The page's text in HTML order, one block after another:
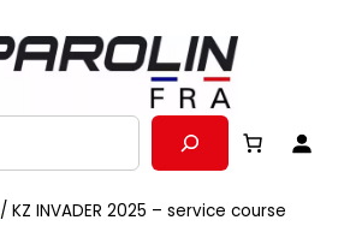
/ KZ INVADER 2025 – service course